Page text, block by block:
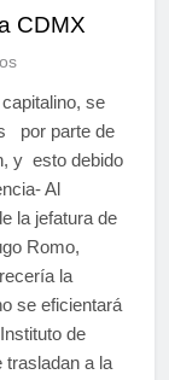
CDMX
se
por parte de
y esto debido
Al
la jefatura de
Romo,
la
se eficientará
de
trasladan a la